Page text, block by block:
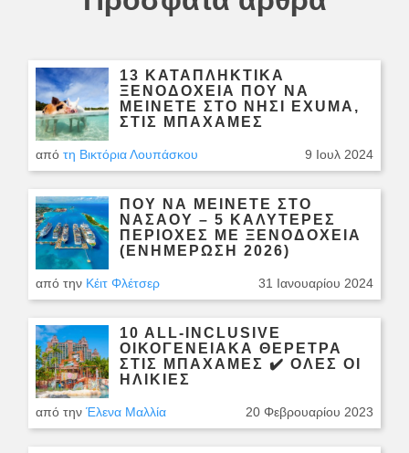
13 ΚΑΤΑΠΛΗΚΤΙΚΆ
ΞΕΝΟΔΟΧΕΊΑ ΠΟΎ ΝΑ
ΜΕΊΝΕΤΕ ΣΤΟ ΝΗΣΊ EXUMA,
ΣΤΙΣ ΜΠΑΧΆΜΕΣ
από τη Βικτόρια Λουπάσκου 9 Ιουλ 2024
ΠΟΎ ΝΑ ΜΕΊΝΕΤΕ ΣΤΟ
ΝΑΣΆΟΥ – 5 ΚΑΛΎΤΕΡΕΣ
ΠΕΡΙΟΧΈΣ ΜΕ ΞΕΝΟΔΟΧΕΊΑ
(ΕΝΗΜΈΡΩΣΗ 2026)
από την Κέιτ Φλέτσερ 31 Ιανουαρίου 2024
10 ALL-INCLUSIVE
ΟΙΚΟΓΕΝΕΙΑΚΆ ΘΈΡΕΤΡΑ
ΣΤΙΣ ΜΠΑΧΆΜΕΣ ✔️ ΌΛΕΣ ΟΙ
ΗΛΙΚΊΕΣ
από την Έλενα Μαλλία 20 Φεβρουαρίου 2023